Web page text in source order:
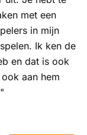
met een
in mijn
Ik ken de
en dat is ook
aan hem